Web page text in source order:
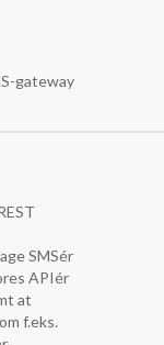
gateway
SMSér
APIér
at
f.eks.